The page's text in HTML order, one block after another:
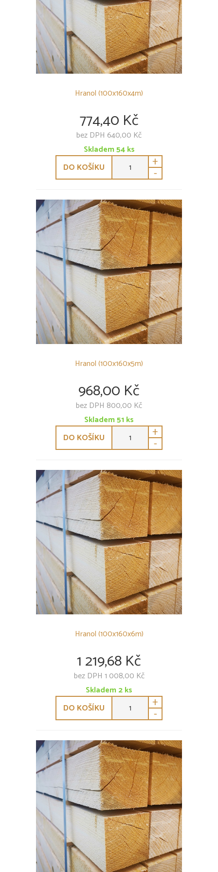
Hranol (100x160x4m)
774,40 Kč
bez DPH 640,00 Kč
Skladem54ks
DO KOŠÍKU
+
-
Hranol (100x160x5m)
968,00 Kč
bez DPH 800,00 Kč
Skladem51ks
DO KOŠÍKU
+
-
Hranol (100x160x6m)
1 219,68 Kč
bez DPH 1 008,00 Kč
Skladem2ks
DO KOŠÍKU
+
-